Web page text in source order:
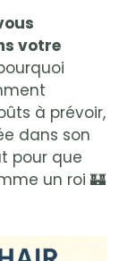
votre
à prévoir,
dans son
pour que
un roi 🏰